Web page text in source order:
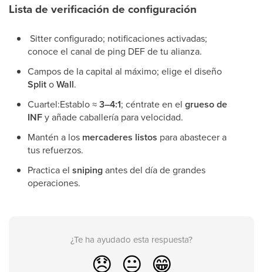
Lista de verificación de configuración
Sitter configurado; notificaciones activadas;
conoce el canal de ping DEF de tu alianza.
Campos de la capital al máximo; elige el diseño
SplitoWall.
Cuartel:Establo ≈3–4:1; céntrate en el grueso de
INFy añade caballería para velocidad.
Mantén a los mercaderes listos para abastecer a
tus refuerzos.
Practica el snipingantes del día de grandes
operaciones.
¿Te ha ayudado esta respuesta?
😞 😐 😁